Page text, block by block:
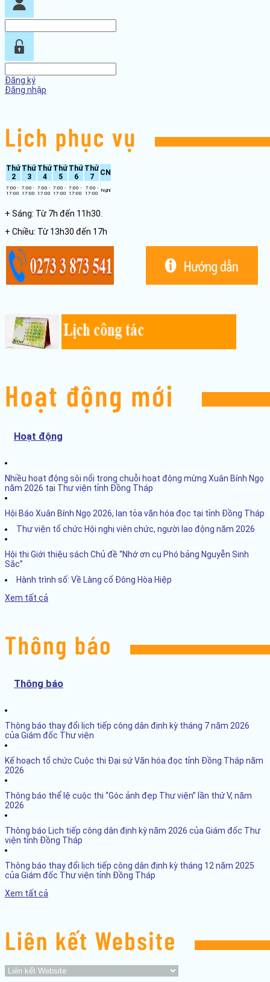
Đăng ký
Đăng nhập
Thứ
2
Thứ
3
Thứ
4
Thứ
5
Thứ
6
Thứ
7
CN
7:00 -
17:00
7:00 -
17:00
7:00 -
17:00
7:00 -
17:00
7:00 -
17:00
7:00 -
17:00
Nghỉ
+ Sáng: Từ 7h đến 11h30.
+ Chiều: Từ 13h30 đến 17h
Hoạt động
Nhiều hoạt động sôi nổi trong chuỗi hoạt động mừng Xuân Bính Ngọ
năm 2026 tại Thư viện tỉnh Đồng Tháp
Hội Báo Xuân Bính Ngọ 2026, lan tỏa văn hóa đọc tại tỉnh Đồng Tháp
Thư viện tổ chức Hội nghị viên chức, người lao động năm 2026
Hội thi Giới thiệu sách Chủ đề “Nhớ ơn cụ Phó bảng Nguyễn Sinh
Sắc”
Hành trình số: Về Làng cổ Đông Hòa Hiệp
Xem tất cả
Thông báo
Thông báo thay đổi lịch tiếp công dân định kỳ tháng 7 năm 2026
của Giám đốc Thư viện
Kế hoạch tổ chức Cuộc thi Đại sứ Văn hóa đọc tỉnh Đồng Tháp năm
2026
Thông báo thể lệ cuộc thi “Góc ảnh đẹp Thư viện” lần thứ V, năm
2026
Thông báo Lịch tiếp công dân định kỳ năm 2026 của Giám đốc Thư
viện tỉnh Đồng Tháp
Thông báo thay đổi lịch tiếp công dân định kỳ tháng 12 năm 2025
của Giám đốc Thư viện tỉnh Đồng Tháp
Xem tất cả